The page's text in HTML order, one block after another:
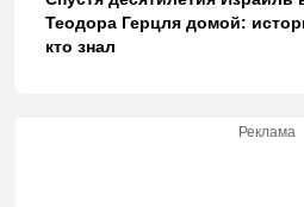
Теодора Герцля домой:
кто знал
Реклама